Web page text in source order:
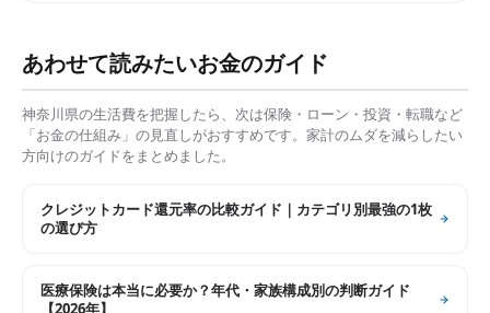
あわせて読みたいお金のガイド
神奈川県の生活費を把握したら、次は保険・ローン・投資・転職など
「お金の仕組み」の見直しがおすすめです。家計のムダを減らしたい
方向けのガイドをまとめました。
クレジットカード還元率の比較ガイド｜カテゴリ別最強の1枚
の選び方
医療保険は本当に必要か？年代・家族構成別の判断ガイド
【2026年】